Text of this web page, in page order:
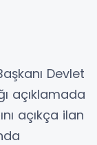
Devlet
açıklamada
açıkça ilan